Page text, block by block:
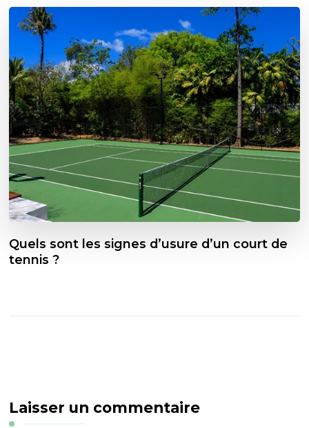
Quels sont les signes d’usure d’un court de
tennis ?
Laisser un commentaire